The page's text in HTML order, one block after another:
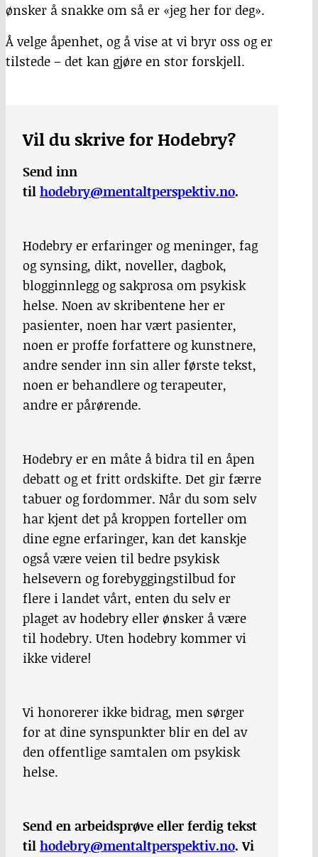
ønsker å snakke om så er «jeg her for deg».
Å velge åpenhet, og å vise at vi bryr oss og er
tilstede – det kan gjøre en stor forskjell.
Vil du skrive for Hodebry?
Send inn
tilhodebry@mentaltperspektiv.no.
Hodebry er erfaringer og meninger, fag
og synsing, dikt, noveller, dagbok,
blogginnlegg og sakprosa om psykisk
helse. Noen av skribentene her er
pasienter, noen har vært pasienter,
noen er proffe forfattere og kunstnere,
andre sender inn sin aller første tekst,
noen er behandlere og terapeuter,
andre er pårørende.
Hodebryer en måte å bidra til en åpen
debatt og et fritt ordskifte. Det gir færre
tabuer og fordommer. Når du som selv
har kjent det på kroppen forteller om
dine egne erfaringer, kan det kanskje
også være veien til bedre psykisk
helsevern og forebyggingstilbud for
flere i landet vårt, enten du selv er
plaget av hodebry eller ønsker å være
til hodebry. Uten hodebry kommer vi
ikke videre!
Vi honorerer ikke bidrag, men sørger
for at dine synspunkter blir en del av
den offentlige samtalen om psykisk
helse.
Send en arbeidsprøve eller ferdig tekst
tilhodebry@mentaltperspektiv.no. Vi